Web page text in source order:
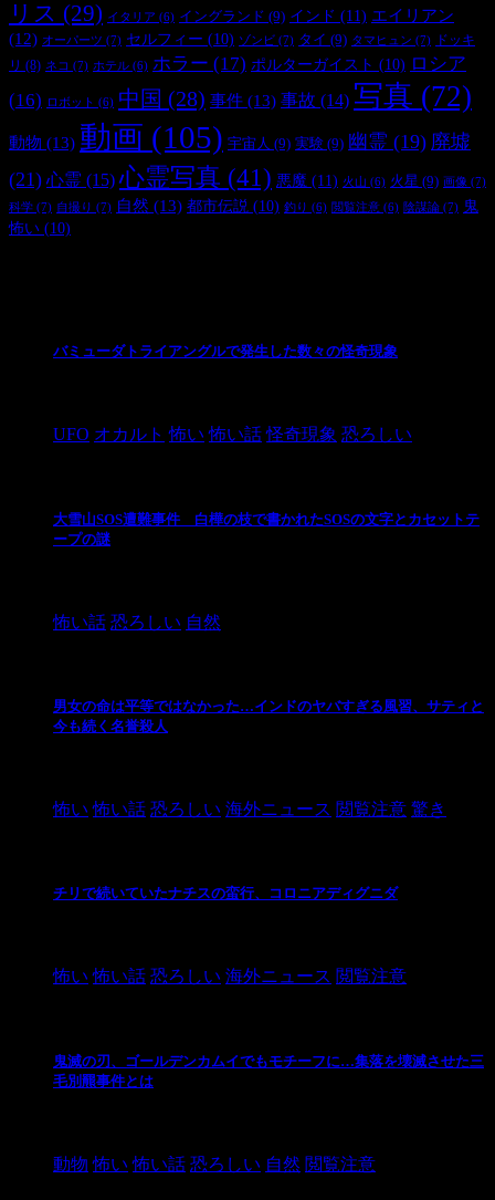
リス (29) イタリア (6) イングランド (9) インド (11) エイリアン
(12) オーパーツ (7) セルフィー (10) ゾンビ (7) タイ (9) タマヒュン (7)
ドッキ
リ (8) ネコ (7) ホテル (6) ホラー (17) ポルターガイスト (10) ロシア
(16)
ロボット (6) 中国 (28) 事件 (13) 事故 (14) 写真 (72)
動物 (13) 動画 (105) 宇宙人 (9) 実験 (9) 幽霊 (19) 廃墟
(21) 心霊 (15) 心霊写真 (41) 悪魔 (11) 火山 (6) 火星 (9) 画像 (7)
科学 (7) 自撮り (7) 自然 (13) 都市伝説 (10) 釣り (6) 閲覧注意 (6) 陰謀論 (7) 鬼
怖い (10)
バミューダトライアングルで発生した数々の怪奇現象
UFO オカルト 怖い 怖い話 怪奇現象 恐ろしい
大雪山SOS遭難事件 白樺の枝で書かれたSOSの文字とカセットテ
ープの謎
怖い話 恐ろしい 自然
男女の命は平等ではなかった…インドのヤバすぎる風習、サティと
今も続く名誉殺人
怖い 怖い話 恐ろしい 海外ニュース 閲覧注意 驚き
チリで続いていたナチスの蛮行、コロニアディグニダ
怖い 怖い話 恐ろしい 海外ニュース 閲覧注意
鬼滅の刃、ゴールデンカムイでもモチーフに…集落を壊滅させた三
毛別羆事件とは
動物 怖い 怖い話 恐ろしい 自然 閲覧注意